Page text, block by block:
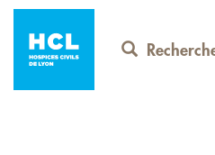
Aller
contenu
principal